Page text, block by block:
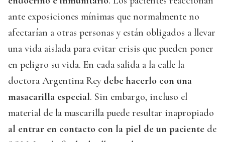
ante exposiciones mínimas que normalmente no
afectarían a otras personas y están obligados a llevar
una vida aislada para evitar crisis que pueden poner
en peligro su vida. En cada salida a la calle la
doctora Argentina Rey debe hacerlo con una
masacarilla especial. Sin embargo, incluso el
material de la mascarilla puede resultar inapropiado
al entrar en contacto con la piel de un paciente de